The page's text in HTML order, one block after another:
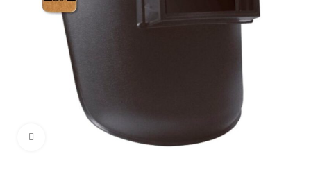
Haga Click para agrandar